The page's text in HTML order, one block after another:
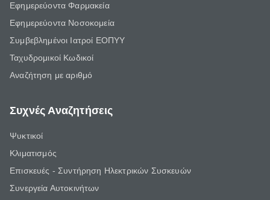
Εφημερεύοντα Φαρμακεία
Εφημερεύοντα Νοσοκομεία
Συμβεβλημένοι Ιατροί ΕΟΠΥΥ
Ταχυδρομικοί Κωδικοί
Αναζήτηση με αριθμό
Συχνές Αναζητήσεις
Ψυκτικοί
Κλιματισμός
Επισκευές - Συντήρηση Ηλεκτρικών Συσκευών
Συνεργεία Αυτοκινήτων